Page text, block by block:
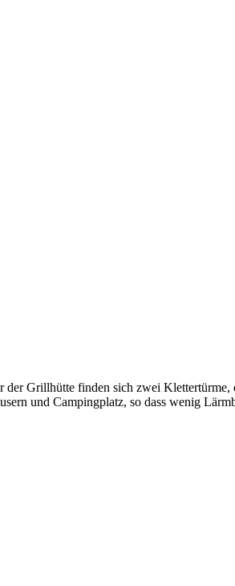
Grillhütte finden sich zwei
und Campingplatz, so dass wenig